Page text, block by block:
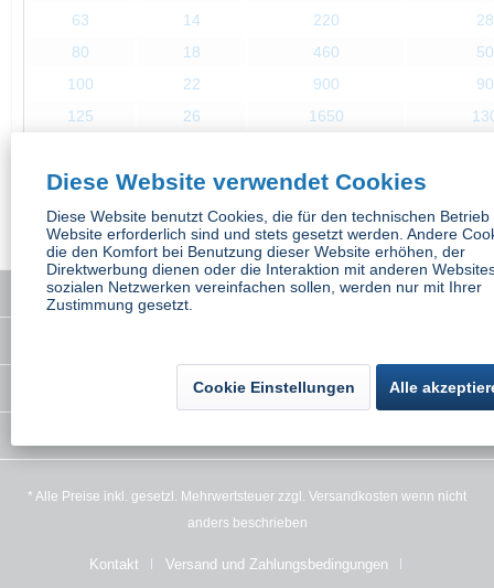
63
14 220
80
18 460
100
22 900
125
26 1650
Kunden kauften auch
Service Hotline
* Alle Preise inkl. gesetzl. Mehrwertsteuer zzgl. Versandkosten wenn nicht
anders beschrieben
Kontakt Versand und Zahlungsbedingungen
Diese Website verwendet Cookies
Diese Website benutzt Cookies, die für den technischen Betrieb
Website erforderlich sind und stets gesetzt werden. Andere
die den Komfort bei Benutzung dieser Website erhöhen, der
Direktwerbung dienen oder die Interaktion mit anderen
sozialen Netzwerken vereinfachen sollen, werden nur mit Ihrer
Zustimmung gesetzt.
Cookie Einstellungen Alle